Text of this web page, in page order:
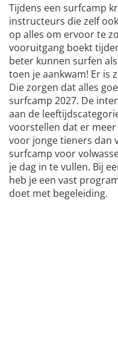
Tijdens een surfcamp
instructeurs die zelf
op alles om ervoor te
vooruitgang boekt
beter kunnen surfen
toen je aankwam! Er is
Die zorgen dat alles
surfcamp 2027. De
aan de
voorstellen dat er
voor jonge tieners dan
surfcamp voor
je dag in te vullen. Bij
heb je een vast
doet met begeleiding.